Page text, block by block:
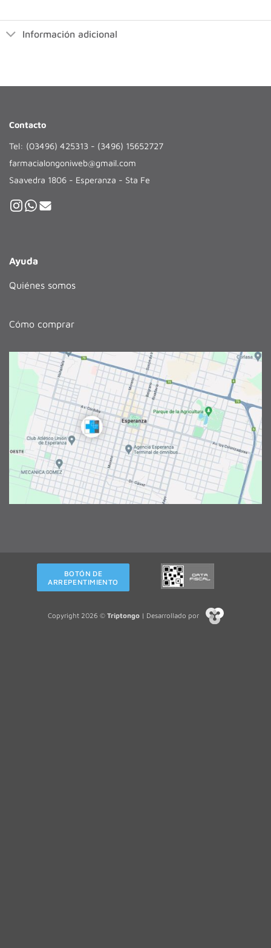
Información adicional
Contacto
Tel: (03496) 425313 - (3496) 15652727
farmacialongoniweb@gmail.com
Saavedra 1806 - Esperanza - Sta Fe
Ayuda
Quiénes somos
Cómo comprar
BOTÓN DE
ARREPENTIMIENTO
Copyright 2026 © Triptongo| Desarrollado por